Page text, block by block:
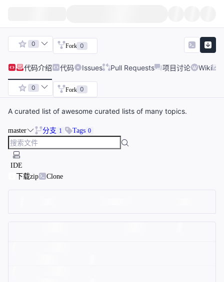
0 Fork 0
代码介绍 代码 Issues Pull Requests 项目讨论 Wiki
0 Fork 0
A curated list of awesome curated lists of many topics.
master 分支 1 Tags 0
IDE
下载zip
Clone